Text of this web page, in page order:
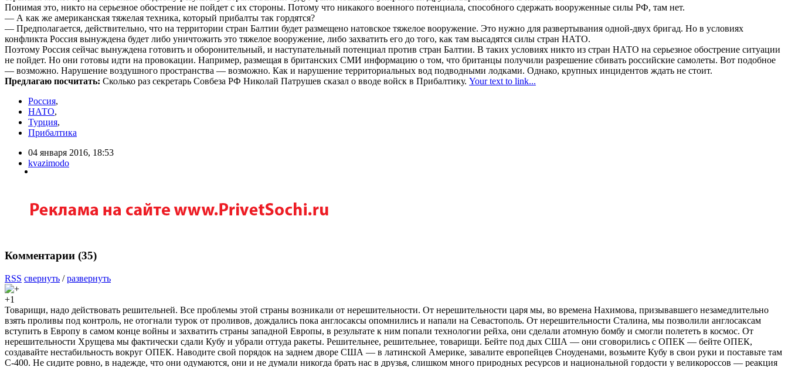
Понимая это, никто на серьезное обострение не пойдет с их стороны. Потому что никакого военного потенциала, способного сдержать вооруженные силы РФ, там нет.
— А как же американская тяжелая техника, который прибалты так гордятся?
— Предполагается, действительно, что на территории стран Балтии будет размещено натовское тяжелое вооружение. Это нужно для развертывания одной-двух бригад. Но в условиях
конфликта Россия вынуждена будет либо уничтожить это тяжелое вооружение, либо захватить его до того, как там высадятся силы стран НАТО.
Поэтому Россия сейчас вынуждена готовить и оборонительный, и наступательный потенциал против стран Балтии. В таких условиях никто из стран НАТО на серьезное обострение ситуации
не пойдет. Но они готовы идти на провокации. Например, размещая в британских СМИ информацию о том, что британцы получили разрешение сбивать российские самолеты. Вот подобное
— возможно. Нарушение воздушного пространства — возможно. Как и нарушение территориальных вод подводными лодками. Однако, крупных инцидентов ждать не стоит.
Предлагаю посчитать: Сколько раз секретарь Совбеза РФ Николай Патрушев сказал о вводе войск в Прибалтику. Your text to link...
Россия,
НАТО,
Турция,
Прибалтика
04 января 2016, 18:53
kvazimodo
Комментарии (35)
RSS свернуть /развернуть
+1
Товарищи, надо действовать решительней. Все проблемы этой страны возникали от нерешительности. От нерешительности царя мы, во времена Нахимова, призывавшего незамедлительно
взять проливы под контроль, не отогнали турок от проливов, дождались пока англосаксы опомнились и напали на Севастополь. От нерешительности Сталина, мы позволили англосаксам
вступить в Европу в самом конце войны и захватить страны западной Европы, в результате к ним попали технологии рейха, они сделали атомную бомбу и смогли полететь в космос. От
нерешительности Хрущева мы фактически сдали Кубу и убрали оттуда ракеты. Решительнее, решительнее, товарищи. Бейте под дых США — они сговорились с ОПЕК — бейте ОПЕК,
создавайте нестабильность вокруг ОПЕК. Наводите свой порядок на заднем дворе США — в латинской Америке, завалите европейцев Сноуденами, возьмите Кубу в свои руки и поставьте там
С-400. Не сидите ровно, в надежде, что они одумаются, они и не думали никогда брать нас в друзья, слишком много природных ресурсов и национальной гордости у великороссов — реакция